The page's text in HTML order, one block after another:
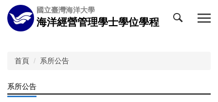
跳
到
主
國立臺灣海洋大學
海洋經營管理學士學位學程
首頁 系所公告
系所公告